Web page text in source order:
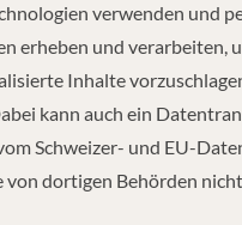
verwenden und
erheben und verarbeiten,
Inhalte
kann auch ein
Schweizer- und EU-
dortigen Behörden